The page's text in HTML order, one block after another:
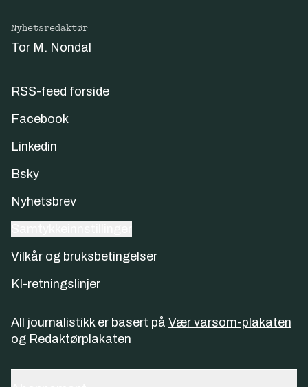
Nyhetsredaktør
Tor M. Nondal
RSS-feed forside
Facebook
Linkedin
Bsky
Nyhetsbrev
Vilkår og bruksbetingelser
KI-retningslinjer
All journalistikk er basert på Vær varsom-plakaten
og Redaktørplakaten